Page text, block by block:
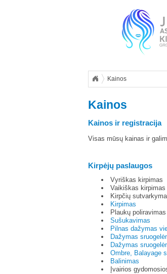
Kainos
Kainos
Kainos ir registracija
Visas mūsų kainas ir
Kirpėjų paslaugos
Vyriškas kirpimas
Vaikiškas kirpimas
Kirpčių
Kirpimas
Plaukų poliravimas
Sušukavimas
Pilnas dažymas
Dažymas
Dažymas
Ombre, Balayage
Balinimas
Įvairios